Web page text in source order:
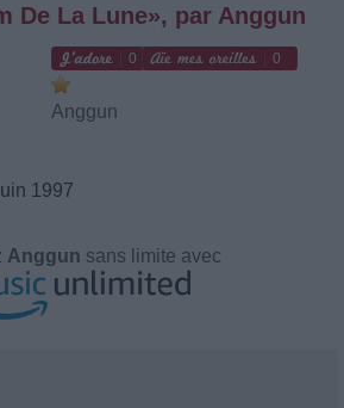
De La Lune», par Anggun
0 0
Anggun
1997
Anggun sans limite avec